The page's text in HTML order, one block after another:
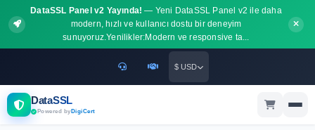
DataSSL Panel v2 Yayında! — Yeni DataSSL Panel v2 ile daha
modern, hızlı ve kullanıcı dostu bir deneyim
sunuyoruz.Yenilikler:Modern ve responsive ta...
$ USD
DataSSL
Powered byDigiCert